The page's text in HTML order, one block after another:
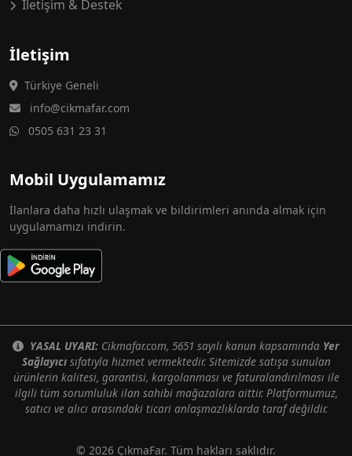
İletişim & Destek
İletişim
Türkiye Geneli
info@cikmafar.com
0505 631 23 31
Mobil Uygulamamız
İlanlara daha hızlı ulaşmak ve bildirimleri anında almak için
uygulamamızı indirin.
YASAL UYARI: Cikmafar.com, 5651 sayılı kanun kapsamında Yer
Sağlayıcısıfatıyla hizmet vermektedir. Sitemizde satışa sunulan
ürünlerin kalitesi, garantisi, kargolanması ve faturalandırılması ile
ilgili tüm sorumluluk ilan sahibi mağazalara aittir. Platformumuz,
satıcı ve alıcı arasındaki ticari anlaşmazlıklarda taraf değildir.
© 2026 ÇıkmaFar. Tüm hakları saklıdır.